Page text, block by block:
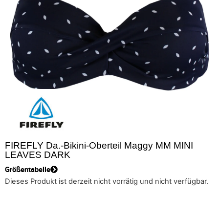
FIREFLY Da.-Bikini-Oberteil Maggy MM MINI
LEAVES DARK
Größentabelle
Dieses Produkt ist derzeit nicht vorrätig und nicht verfügbar.